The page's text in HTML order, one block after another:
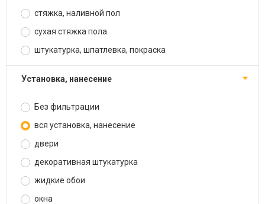
стяжка, наливной пол
сухая стяжка пола
штукатурка, шпатлевка, покраска
установка, нанесение
Без фильтрации
вся установка, нанесение
двери
декоративная штукатурка
жидкие обои
окна